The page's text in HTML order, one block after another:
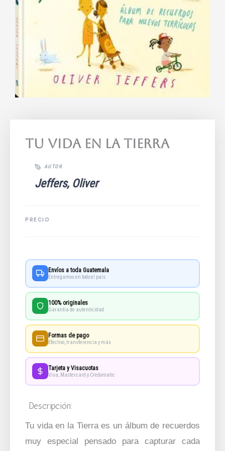
Tu Vida En La Tierra
Jeffers, Oliver
Envíos a toda Guatemala
Entregamos en todo el país
100% originales
Garantía de autenticidad
Formas de pago
Efectivo, transferencia y más
Tarjeta y Visacuotas
Visa, Mastercard y Credomatic
Descripción:
Tu vida en la Tierra es un álbum de recuerdos
muy especial pensado para capturar cada